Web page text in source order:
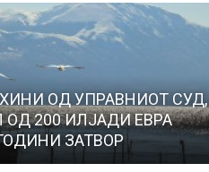
ОД УПРАВНИОТ СУД,
200 ИЛЈАДИ ЕВРА
ЗАТВОР